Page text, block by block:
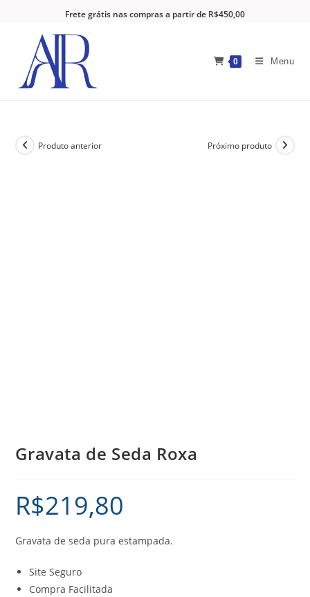
Frete grátis nas compras a partir de R$450,00
0 Menu
Produto anterior Próximo produto
Gravata de Seda Roxa
R$219,80
Gravata de seda pura estampada.
Site Seguro
Compra Facilitada